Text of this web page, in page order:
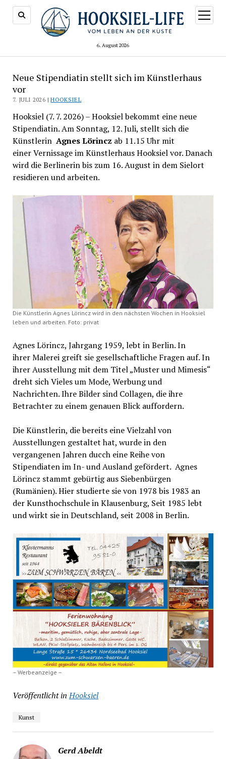
6. August 2026
Menü
öffnen
Neue Stipendiatin stellt sich im Künstlerhaus
vor
7. JULI 2026 |HOOKSIEL
Hooksiel (7. 7. 2026) – Hooksiel bekommt eine neue
Stipendiatin. Am Sonntag, 12. Juli, stellt sich die
Künstlerin Agnes Lörincz ab 11.15 Uhr mit
einer Vernissage im Künstlerhaus Hooksiel vor. Danach
wird die Berlinerin bis zum 16. August in dem Sielort
residieren und arbeiten.
Die Künstlerin Agnes Lörincz wird in den nächsten Wochen in Hooksiel
leben und arbeiten. Foto: privat
Agnes Lörincz, Jahrgang 1959, lebt in Berlin. In
ihrer Malerei greift sie gesellschaftliche Fragen auf. In
ihrer Ausstellung mit dem Titel „Muster und Mimesis“
dreht sich Vieles um Mode, Werbung und
Nachrichten. Ihre Bilder sind Collagen, die ihre
Betrachter zu einem genauen Blick auffordern.
Die Künstlerin, die bereits eine Vielzahl von
Ausstellungen gestaltet hat, wurde in den
vergangenen Jahren ducch eine Reihe von
Stipendiaten im In- und Ausland gefördert. Agnes
Lörincz stammt gebürtig aus Siebenbürgen
(Rumänien). Hier studierte sie von 1978 bis 1983 an
der Kunsthochschule in Klausenburg, Seit 1985 lebt
und wirkt sie in Deutschland, seit 2008 in Berlin.
– Werbeanzeige –
Veröffentlicht in Hooksiel
Kunst
Gerd Abeldt